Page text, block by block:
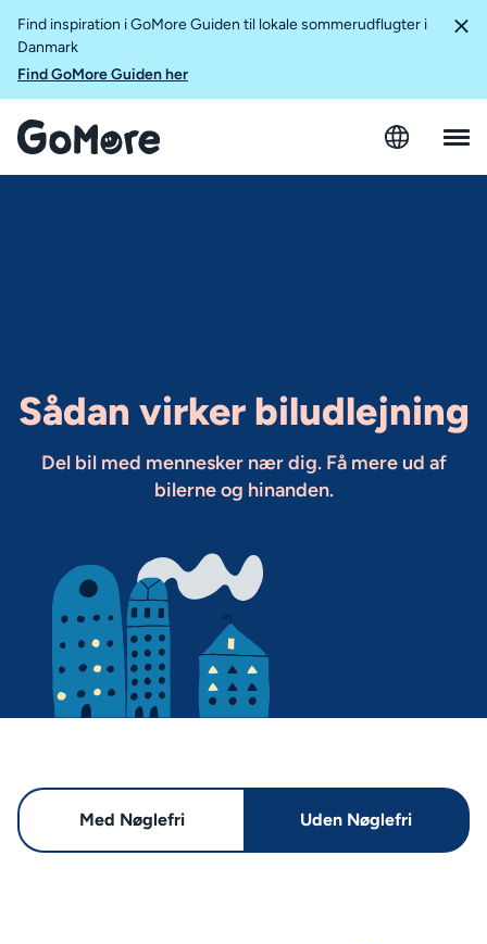
Find inspiration i GoMore Guiden til lokale sommerudflugter i
Danmark
Find GoMore Guiden her
Sådan virker biludlejning
Del bil med mennesker nær dig. Få mere ud af
bilerne og hinanden.
Med Nøglefri Uden Nøglefri